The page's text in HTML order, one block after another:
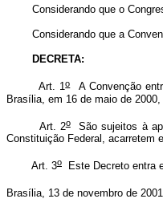
Considerando que o
Considerando que a
DECRETA:
Art. 1oA Convenção
Brasília, em 16 de maio de
Art. 2oSão sujeitos à
Constituição Federal, acarretem
Art. 3o Este Decreto entra
Brasília, 13 de novembro de